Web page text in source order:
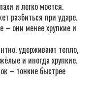
и легко моется.
разбиться при ударе.
– они менее хрупкие и
удерживают тепло,
и иногда хрупкие.
– тонкие быстрее